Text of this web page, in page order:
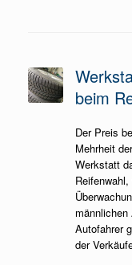
beim
Der Preis
Mehrheit
Werkstatt
Autofahrer
der